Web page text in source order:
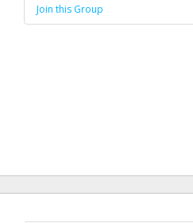
Join this Group